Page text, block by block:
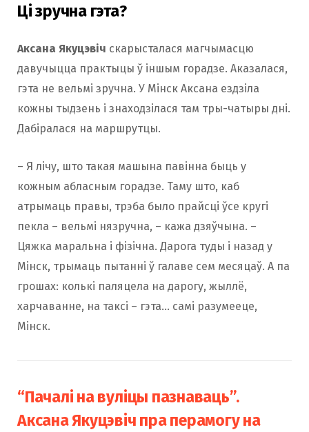
Ці зручна гэта?
Аксана Якуцэвіч скарысталася магчымасцю
давучыцца практыцы ў іншым горадзе. Аказалася,
гэта не вельмі зручна. У Мінск Аксана ездзіла
кожны тыдзень і знаходзілася там тры-чатыры дні.
Дабіралася на маршрутцы.
– Я лічу, што такая машына павінна быць у
кожным абласным горадзе. Таму што, каб
атрымаць правы, трэба было прайсці ўсе кругі
пекла – вельмі нязручна, – кажа дзяўчына. –
Цяжка маральна і фізічна. Дарога туды і назад у
Мінск, трымаць пытанні ў галаве сем месяцаў. А па
грошах: колькі паляцела на дарогу, жыллё,
харчаванне, на таксі – гэта… самі разумееце,
Мінск.
“Пачалі на вуліцы пазнаваць”.
Аксана Якуцэвіч пра перамогу на